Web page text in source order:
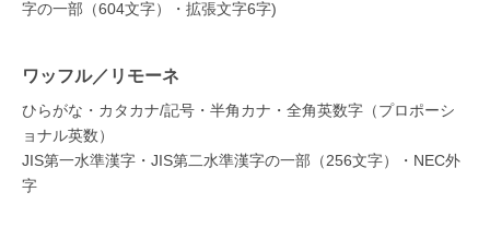
字の一部（604文字）・拡張文字6字)
ワッフル／リモーネ
ひらがな・カタカナ/記号・半角カナ・全角英数字（プロポーシ
ョナル英数）
JIS第一水準漢字・JIS第二水準漢字の一部（256文字）・NEC外
字